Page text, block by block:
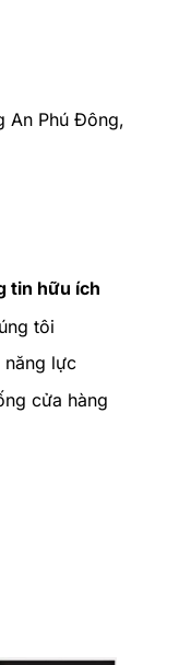
An Phú Đông,
tin hữu ích
tôi
năng lực
cửa hàng